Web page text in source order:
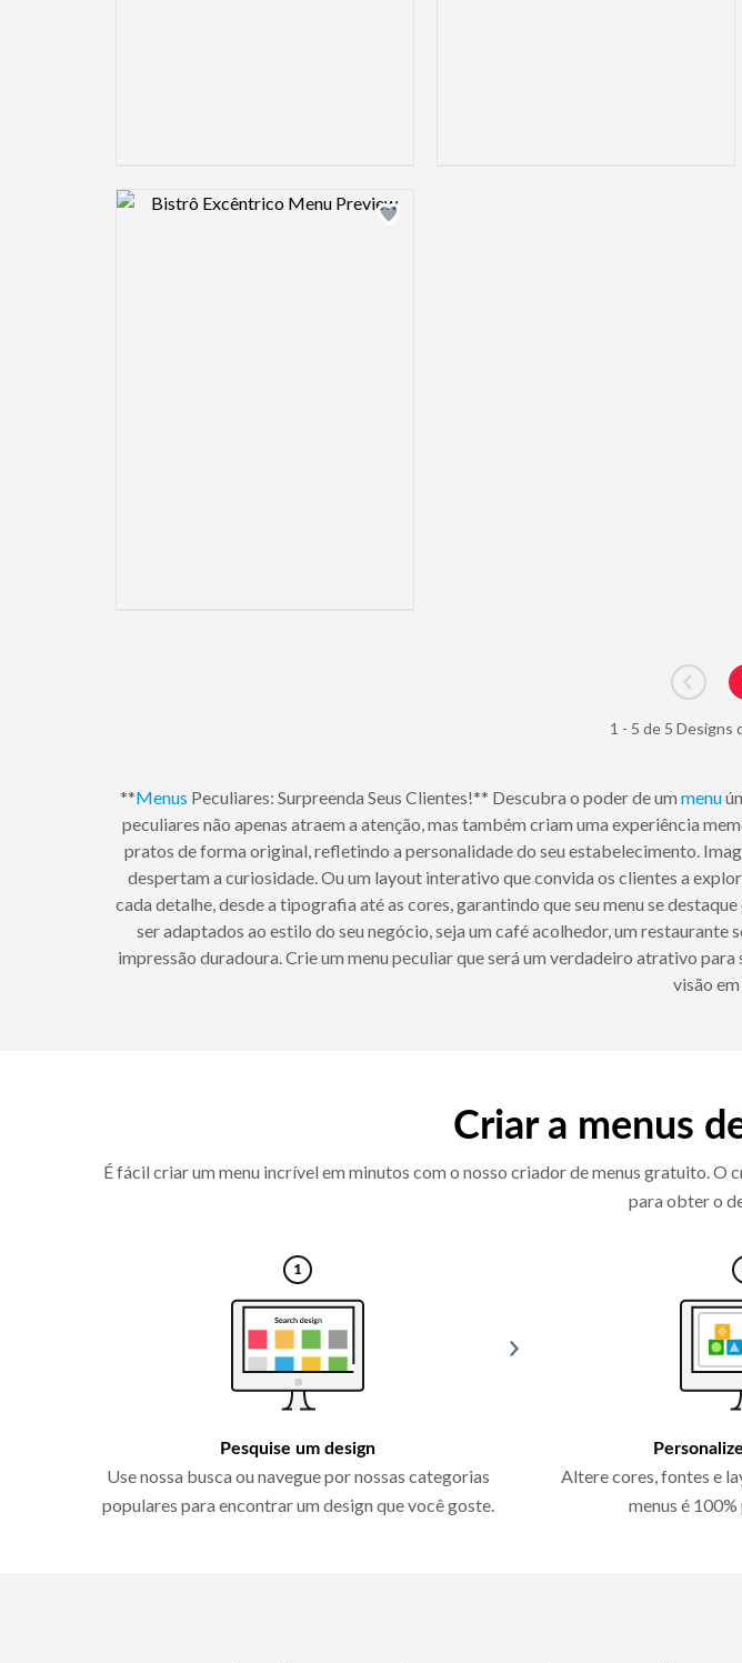
Design preview image
Go to
1 - 5 de 5 Designs
**Menus Peculiares: Surpreenda Seus Clientes!** Descubra o poder de um menu
peculiares não apenas atraem a atenção, mas também criam uma experiência
pratos de forma original, refletindo a personalidade do seu estabelecimento.
despertam a curiosidade. Ou um layout interativo que convida os clientes a
cada detalhe, desde a tipografia até as cores, garantindo que seu menu se
ser adaptados ao estilo do seu negócio, seja um café acolhedor, um
impressão duradoura. Crie um menu peculiar que será um verdadeiro atrativo
visão
Criar a menus
É fácil criar um menu incrível em minutos com o nosso criador de menus gratuito.
para obter o
Pesquise um design
Use nossa busca ou navegue por nossas categorias
populares para encontrar um design que você goste.
Altere cores, fontes e
menus é